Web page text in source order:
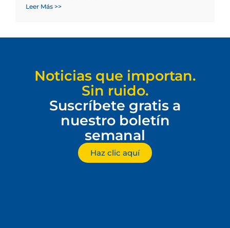
Leer Más >>
Noticias que importan.
Sin ruido.
Suscríbete gratis a
nuestro boletín
semanal
Haz clic aquí